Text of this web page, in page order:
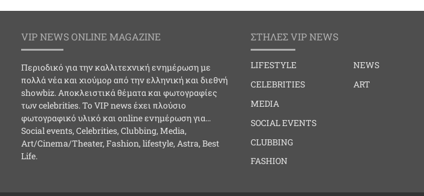
VIP NEWS ONLINE MAGAZINE
Περιοδικό για την καλλιτεχνική ενημέρωση με
πολλά νέα και χιούμορ από την ελληνική και διεθνή
showbiz. Αποκλειστικά θέματα και φωτογραφίες
των celebrities. Το VIP news έχει πλούσιο
φωτογραφικό υλικό και online ενημέρωση για…
Social events, Celebrities, Clubbing, Media,
Art/Cinema/Theater, Fashion, lifestyle, Astra, Best
Life.
ΣΤΗΛΕΣ VIP NEWS
LIFESTYLE
CELEBRITIES
MEDIA
SOCIAL EVENTS
CLUBBING
FASHION
NEWS
ART